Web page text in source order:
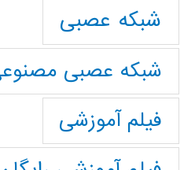
شبکه عصبی
شبکه عصبی
فیلم آموزشی